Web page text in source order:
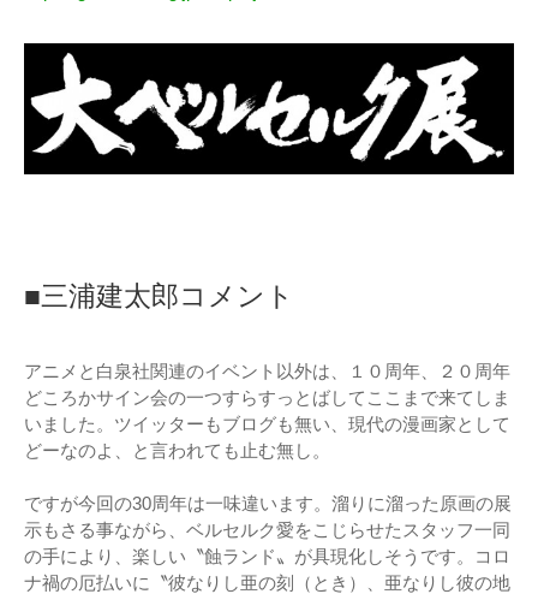
■三浦建太郎コメント
アニメと白泉社関連のイベント以外は、１０周年、２０周年
どころかサイン会の一つすらすっとばしてここまで来てしま
いました。ツイッターもブログも無い、現代の漫画家として
どーなのよ、と言われても止む無し。
ですが今回の30周年は一味違います。溜りに溜った原画の展
示もさる事ながら、ベルセルク愛をこじらせたスタッフ一同
の手により、楽しい〝蝕ランド〟が具現化しそうです。コロ
ナ禍の厄払いに〝彼なりし亜の刻（とき）、亜なりし彼の地